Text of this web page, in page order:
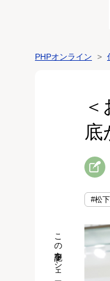
PHPオンライン
底
#松
この記事をシェア